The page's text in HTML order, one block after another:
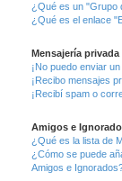
¿Qué es un "Grupo
¿Qué es el enlace
Mensajería privada
¡No puedo enviar
¡Recibo mensajes
¡Recibí spam o
Amigos e
¿Qué es la lista de
¿Cómo se puede
Amigos e